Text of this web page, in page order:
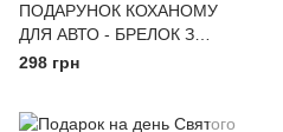
ПОДАРУНОК КОХАНОМУ
ДЛЯ АВТО - БРЕЛОК З
НОМЕРОМ ЙОГО АВТО ЗА 1
298 грн